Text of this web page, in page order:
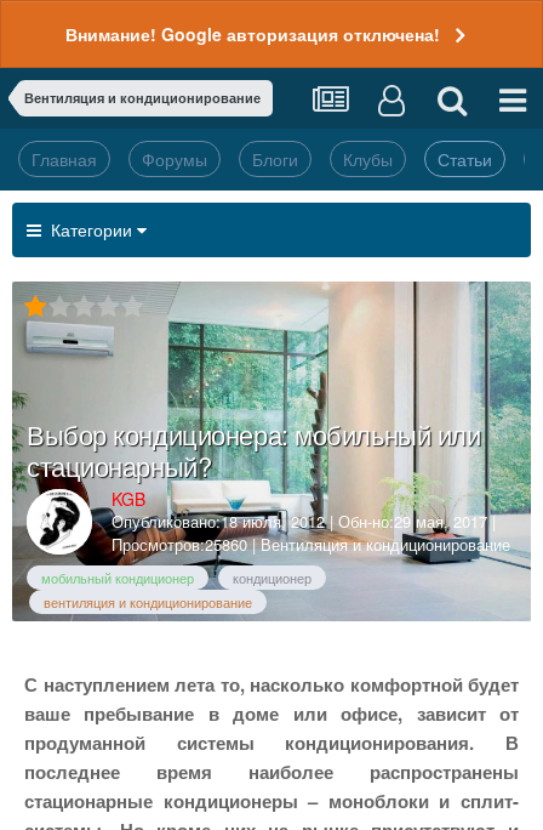
Внимание! Google авторизация отключена!
Вентиляция и кондиционирование
Главная Форумы Блоги Клубы Статьи
Категории
Выбор кондиционера: мобильный или
стационарный?
KGB
Опубликовано:18 июля, 2012| Обн-но:29 мая, 2017|
Просмотров:25860 |Вентиляция и кондиционирование
мобильный кондиционер
кондиционер
вентиляция и кондиционирование
С наступлением лета то, насколько комфортной будет
ваше пребывание в доме или офисе, зависит от
продуманной системы кондиционирования. В
последнее время наиболее распространены
стационарные кондиционеры – моноблоки и сплит-